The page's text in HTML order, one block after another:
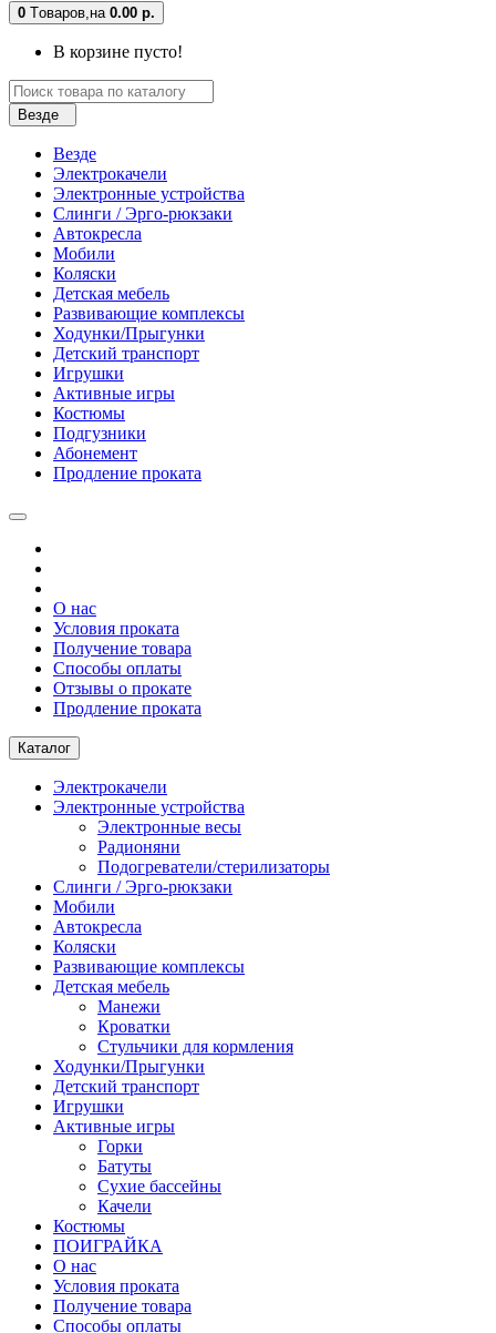
0 Tоваров, на 0.00 р.
В корзине пусто!
Везде
Везде
Электрокачели
Электронные устройства
Слинги / Эрго-рюкзаки
Автокресла
Мобили
Коляски
Детская мебель
Развивающие комплексы
Ходунки/Прыгунки
Детский транспорт
Игрушки
Активные игры
Костюмы
Подгузники
Абонемент
Продление проката
О нас
Условия проката
Получение товара
Способы оплаты
Отзывы о прокате
Продление проката
Каталог
Электрокачели
Электронные устройства
Электронные весы
Радионяни
Подогреватели/стерилизаторы
Слинги / Эрго-рюкзаки
Мобили
Автокресла
Коляски
Развивающие комплексы
Детская мебель
Манежи
Кроватки
Стульчики для кормления
Ходунки/Прыгунки
Детский транспорт
Игрушки
Активные игры
Горки
Батуты
Сухие бассейны
Качели
Костюмы
ПОИГРАЙКА
О нас
Условия проката
Получение товара
Способы оплаты